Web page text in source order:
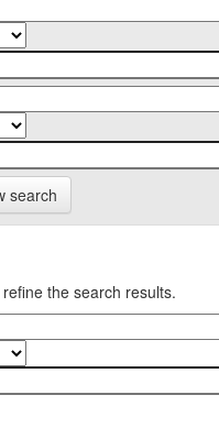
search
the search results.